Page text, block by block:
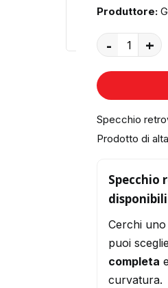
Produttore:
- +
Specchio
Prodotto di
Specchio
disponibili
Cerchi uno
puoi
completa
curvatura.